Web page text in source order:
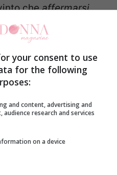
cheaffermarsi
sia più
i maschi che non per
anche l’avere
sia più
così per quasi 1
your consent to use
for the following
and content, advertising and
research and services
on a device